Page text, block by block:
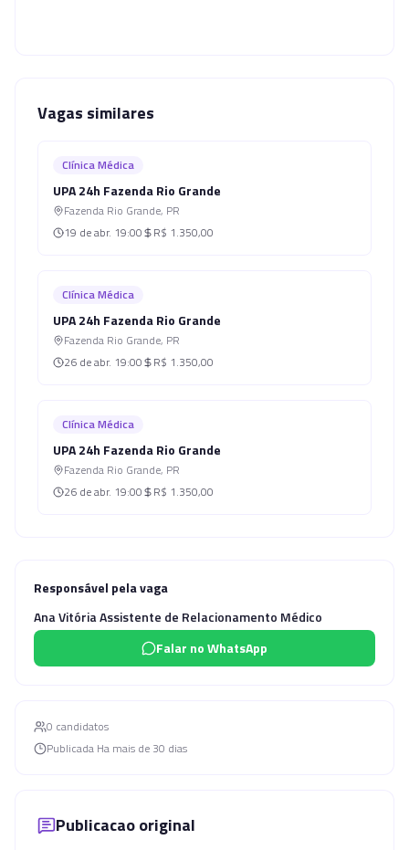
Vagas similares
Clínica Médica
UPA 24h Fazenda Rio Grande
Fazenda Rio Grande, PR
19 de abr. 19:00 R$ 1.350,00
Clínica Médica
UPA 24h Fazenda Rio Grande
Fazenda Rio Grande, PR
26 de abr. 19:00 R$ 1.350,00
Clínica Médica
UPA 24h Fazenda Rio Grande
Fazenda Rio Grande, PR
26 de abr. 19:00 R$ 1.350,00
Responsável pela vaga
Ana Vitória Assistente de Relacionamento Médico
Falar no WhatsApp
0 candidatos
Publicada Ha mais de 30 dias
Publicacao original